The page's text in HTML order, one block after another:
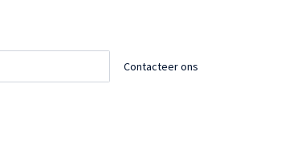
Contacteer ons